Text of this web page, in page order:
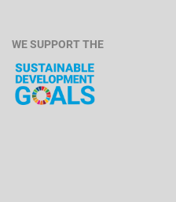
WE SUPPORT THE